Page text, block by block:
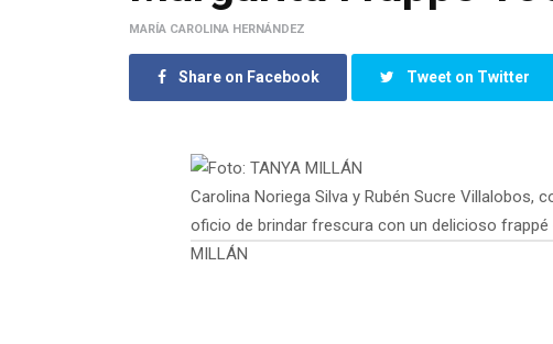
MARÍA CAROLINA HERNÁNDEZ
Share on Facebook Tweet on Twitter
Carolina Noriega Silva y Rubén Sucre Villalobos,
oficio de brindar frescura con un delicioso
MILLÁN